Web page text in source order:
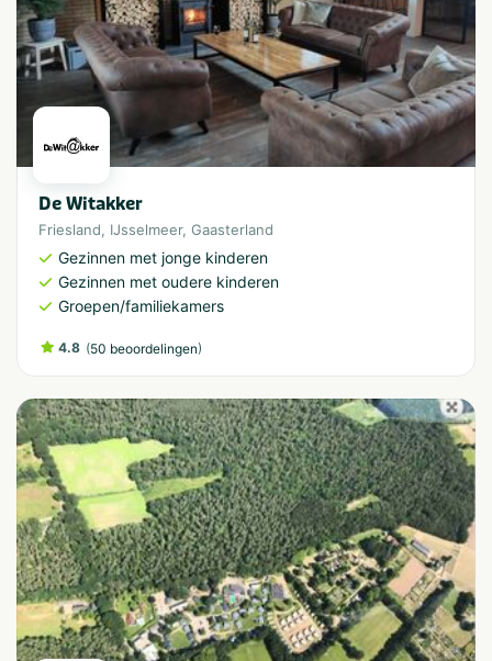
De Witakker
Friesland, IJsselmeer, Gaasterland
Gezinnen met jonge kinderen
Gezinnen met oudere kinderen
Groepen/familiekamers
4.8 (50 beoordelingen)